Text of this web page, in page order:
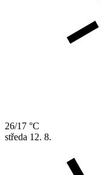
26/17 °C
středa 12. 8.